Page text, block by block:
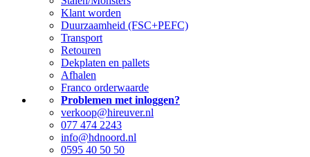
Klant worden
Duurzaamheid (FSC+PEFC)
Transport
Retouren
Dekplaten en pallets
Afhalen
Franco orderwaarde
Problemen met inloggen?
verkoop@hireuver.nl
077 474 2243
info@hdnoord.nl
0595 40 50 50